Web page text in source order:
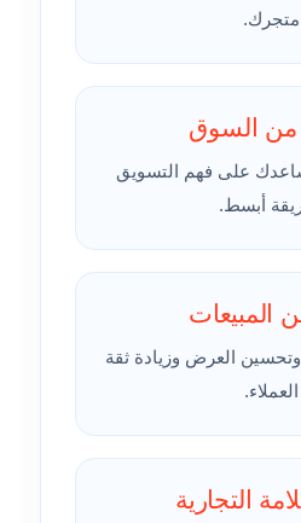
متجرك.
من السوق
على فهم التسويق
أبسط.
المبيعات
العرض وزيادة ثقة
العملاء.
التجارية